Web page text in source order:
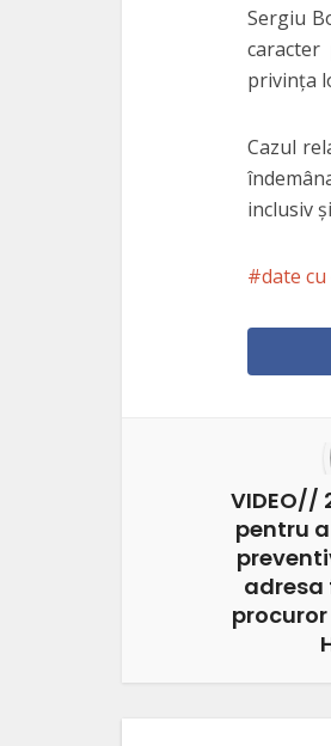
Sergiu
privinţa
Cazul
inclusiv
date
VIDEO//
pentru
adresa